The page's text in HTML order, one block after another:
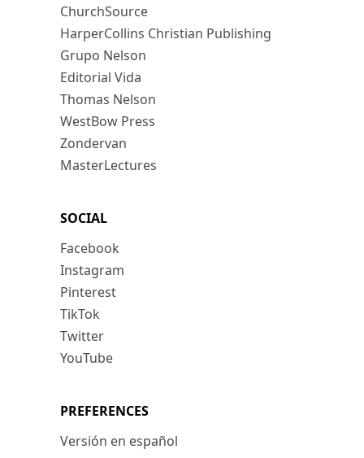
ChurchSource
HarperCollins Christian Publishing
Grupo Nelson
Editorial Vida
Thomas Nelson
WestBow Press
Zondervan
MasterLectures
SOCIAL
Facebook
Instagram
Pinterest
TikTok
Twitter
YouTube
PREFERENCES
Versión en español